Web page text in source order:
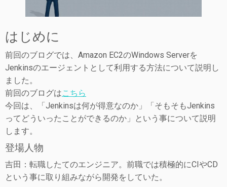
はじめに
前回のブログでは、Amazon EC2のWindows Serverを
Jenkinsのエージェントとして利用する方法について説明し
ました。
前回のブログはこちら
今回は、「Jenkinsは何が得意なのか」「そもそもJenkins
ってどういったことができるのか」という事について説明
します。
登場人物
吉田：転職したてのエンジニア。前職では積極的にCIやCD
という事に取り組みながら開発をしていた。